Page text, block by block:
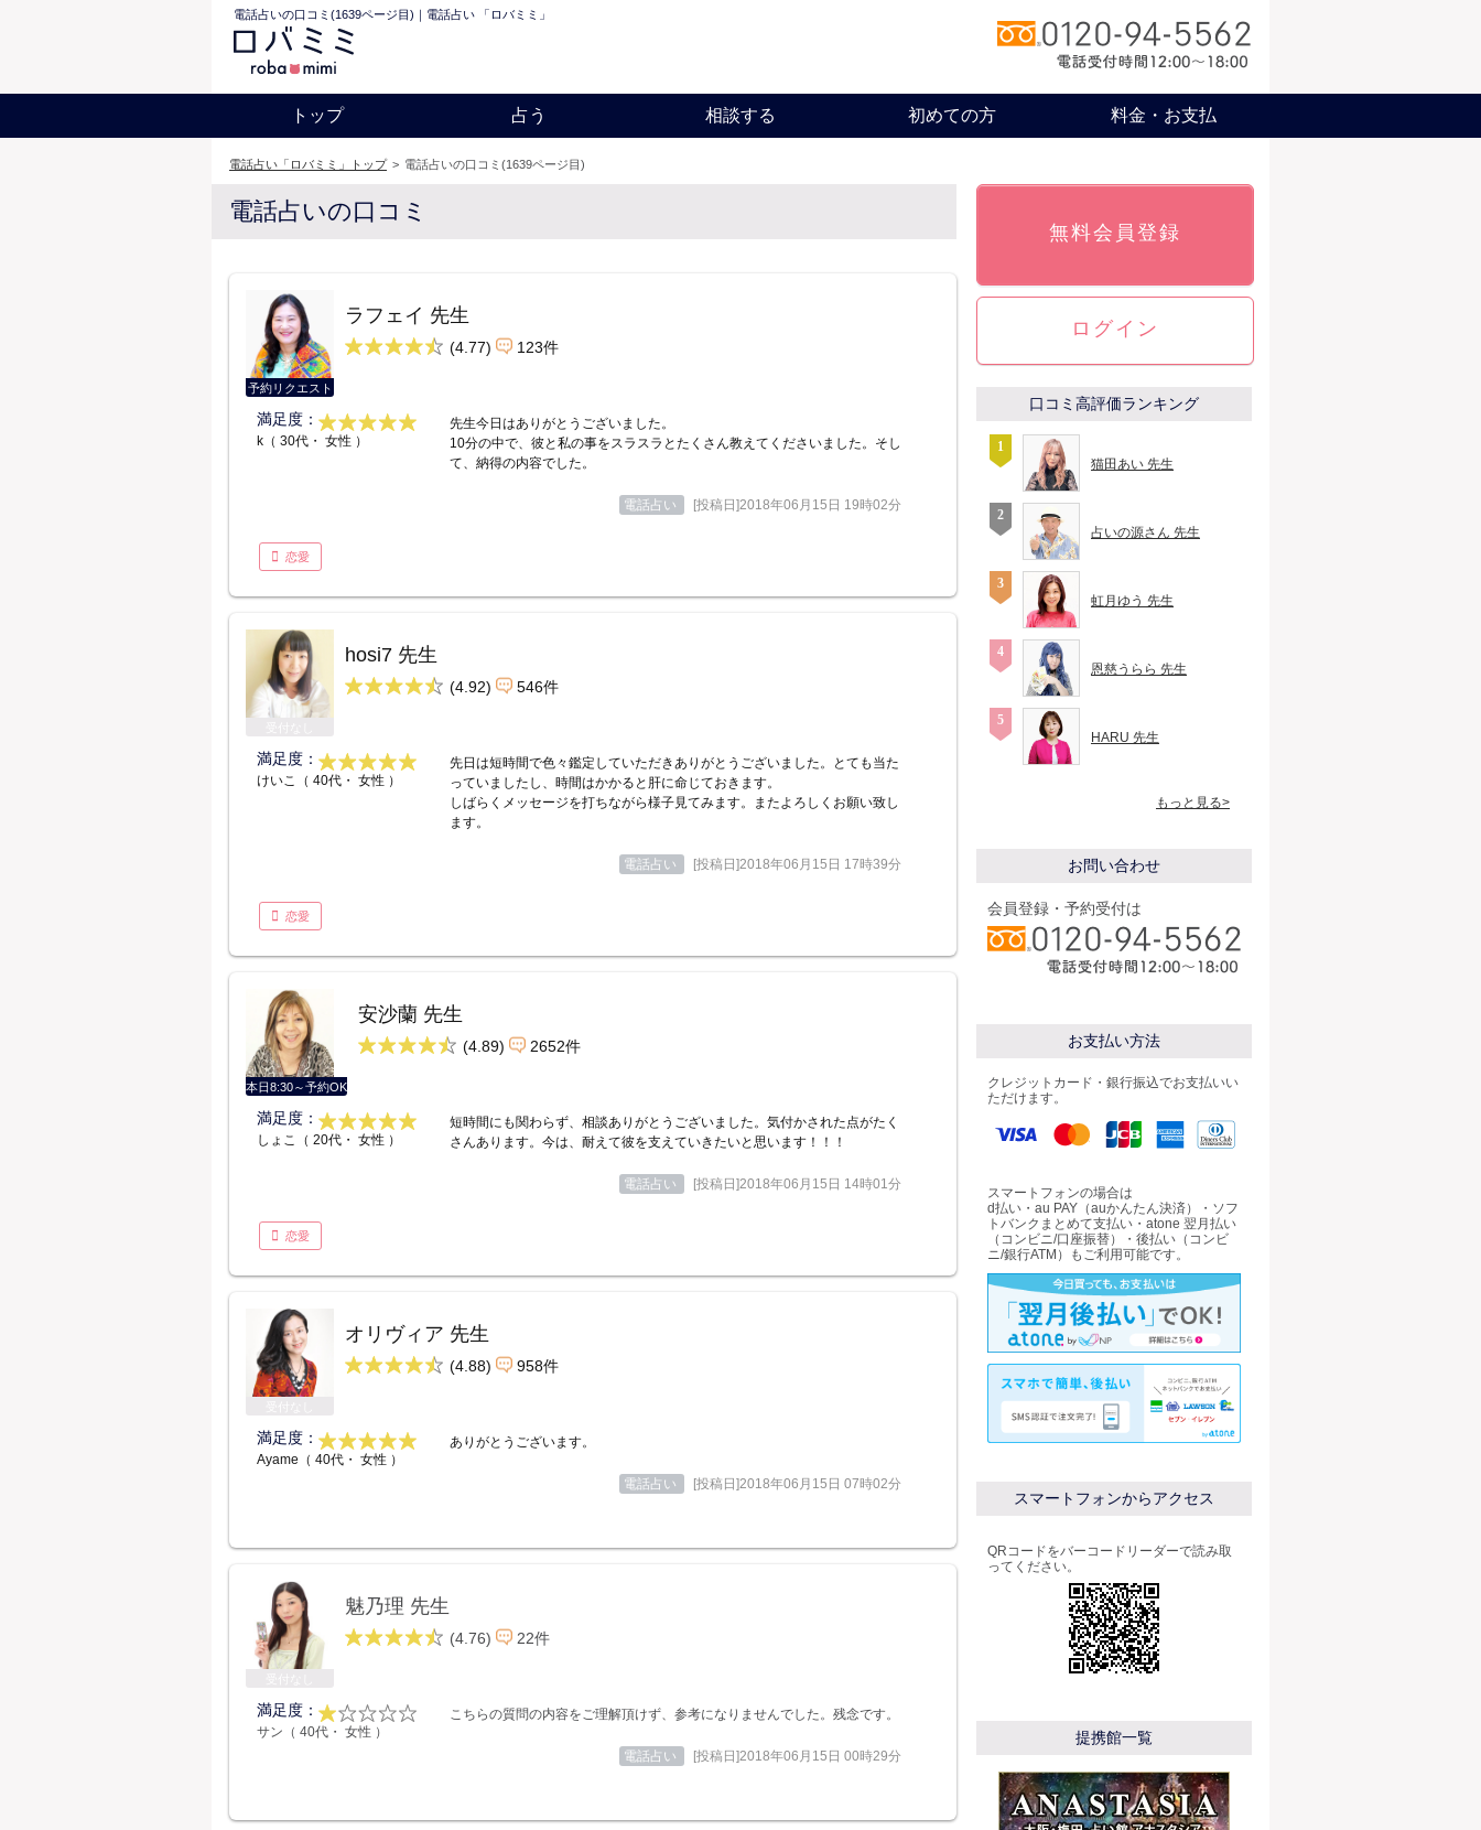
電話占いの口コミ(1639ページ目)｜電話占い 「ロバミミ」
トップ 占う 相談する 初めての方 料金・お支払
電話占い「ロバミミ」トップ > 電話占いの口コミ(1639ページ目)
電話占いの口コミ
予約リクエスト
ラフェイ 先生
(4.77) 123件
満足度：
k（ 30代・ 女性 ）
先生今日はありがとうございました。
10分の中で、彼と私の事をスラスラとたくさん教えてくださいました。そし
て、納得の内容でした。
電話占い [投稿日]2018年06月15日 19時02分
恋愛
hosi7 先生
(4.92) 546件
満足度：
けいこ（ 40代・ 女性 ）
先日は短時間で色々鑑定していただきありがとうございました。とても当た
っていましたし、時間はかかると肝に命じておきます。
しばらくメッセージを打ちながら様子見てみます。またよろしくお願い致し
ます。
電話占い [投稿日]2018年06月15日 17時39分
恋愛
本日8:30～予約OK
安沙蘭 先生
(4.89) 2652件
満足度：
しょこ（ 20代・ 女性 ）
短時間にも関わらず、相談ありがとうございました。気付かされた点がたく
さんあります。今は、耐えて彼を支えていきたいと思います！！！
電話占い [投稿日]2018年06月15日 14時01分
恋愛
オリヴィア 先生
(4.88) 958件
満足度：
Ayame（ 40代・ 女性 ）
ありがとうございます。
電話占い [投稿日]2018年06月15日 07時02分
魅乃理 先生
(4.76) 22件
満足度：
サン（ 40代・ 女性 ）
こちらの質問の内容をご理解頂けず、参考になりませんでした。残念です。
電話占い [投稿日]2018年06月15日 00時29分
無料会員登録
ログイン
口コミ高評価ランキング
猫田あい 先生
占いの源さん 先生
虹月ゆう 先生
恩慈うらら 先生
HARU 先生
もっと見る>
お問い合わせ
会員登録・予約受付は
お支払い方法
クレジットカード・銀行振込でお支払いい
ただけます。
スマートフォンの場合は
d払い・au PAY（auかんたん決済）・ソフ
トバンクまとめて支払い・atone 翌月払い
（コンビニ/口座振替）・後払い（コンビ
ニ/銀行ATM）もご利用可能です。
スマートフォンからアクセス
QRコードをバーコードリーダーで読み取
ってください。
提携館一覧